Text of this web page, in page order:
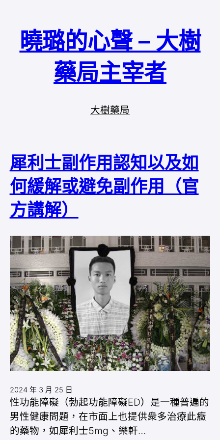
曉璐的心聲 – 大樹
藥局主宰者
大樹藥局
犀利士副作用認知以及如
何緩解或避免副作用（官
方講解）
2024 年 3 月 25 日
性功能障礙（勃起功能障礙ED）是一種普遍的
男性健康問題，在市面上也提供衆多治療此癥
的藥物，如犀利士5mg、樂軒…